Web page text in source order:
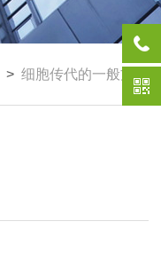
> 细胞传代的一般方法